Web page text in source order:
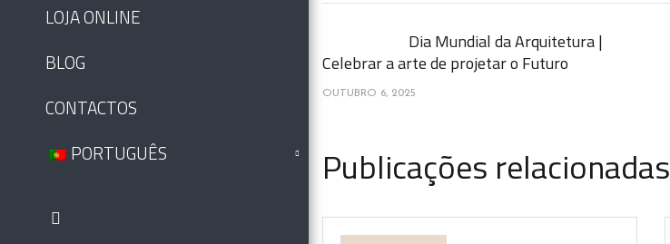
LOJA ONLINE
BLOG
CONTACTOS
PORTUGUÊS
Dia Mundial da Arquitetura |
Celebrar a arte de projetar o Futuro
OUTUBRO 6, 2025
Publicações relacionadas